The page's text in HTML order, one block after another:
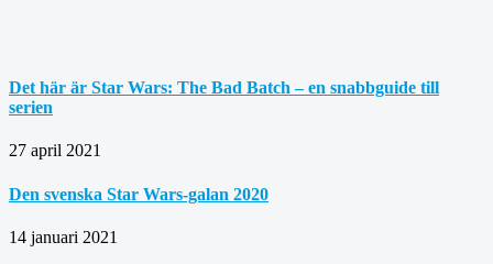
Det här är Star Wars: The Bad Batch – en snabbguide till
serien
27 april 2021
Den svenska Star Wars-galan 2020
14 januari 2021